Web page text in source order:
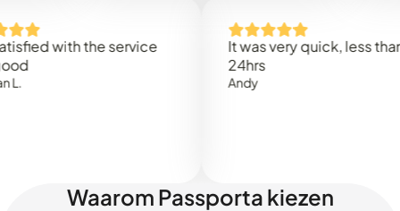
with the service
It was very quick, less than
Waarom Passporta kiezen